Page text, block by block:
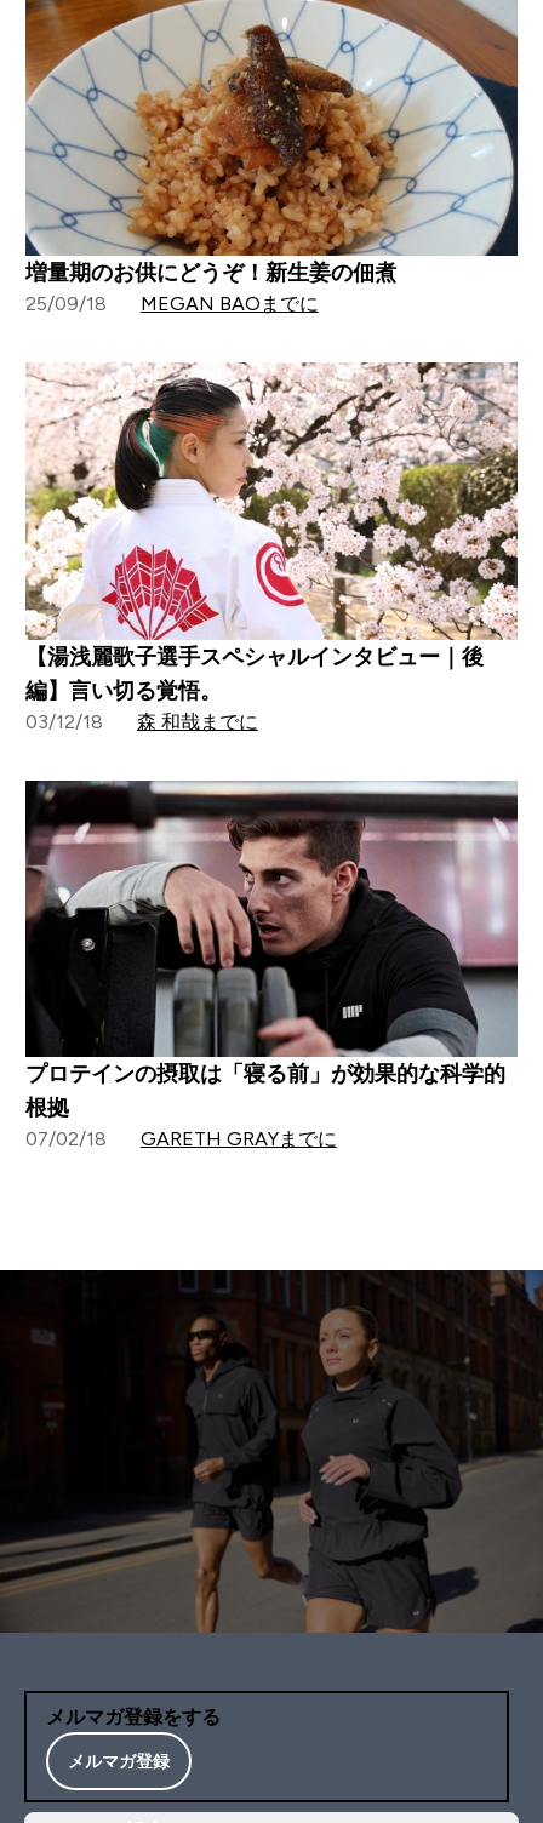
増量期のお供にどうぞ！新生姜の佃煮
25/09/18 MEGAN BAOまでに
【湯浅麗歌子選手スペシャルインタビュー｜後
編】言い切る覚悟。
03/12/18 森 和哉までに
プロテインの摂取は「寝る前」が効果的な科学的
根拠
07/02/18 GARETH GRAYまでに
メルマガ登録をする
メルマガ登録